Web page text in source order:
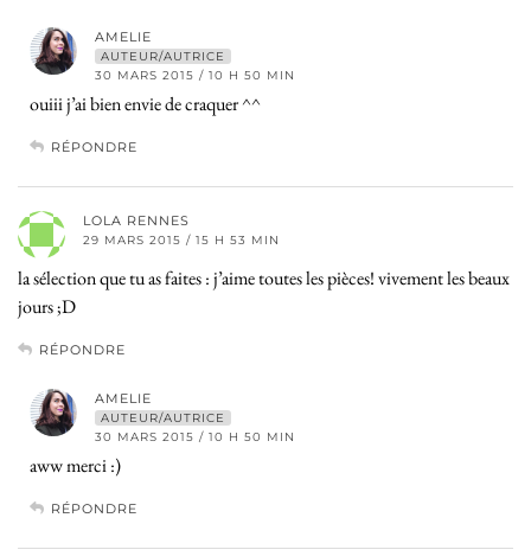
AMELIE
AUTEUR/AUTRICE
30 MARS 2015 / 10 H 50 MIN
ouiii j’ai bien envie de craquer ^^
RÉPONDRE
LOLA RENNES
29 MARS 2015 / 15 H 53 MIN
la sélection que tu as faites : j’aime toutes les pièces! vivement les beaux
jours ;D
RÉPONDRE
AMELIE
AUTEUR/AUTRICE
30 MARS 2015 / 10 H 50 MIN
aww merci :)
RÉPONDRE